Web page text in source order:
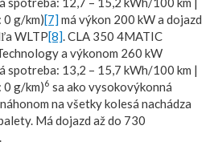
: 0 g/km)[7]má výkon 200 kW a dojazd
WLTP[8]. CLA 350 4MATIC
a výkonom 260 kW
spotreba: 13,2 – 15,7 kWh/100 km |
: 0 g/km)6 sa ako vysokovýkonná
na všetky kolesá nachádza
Má dojazd až do 730
.